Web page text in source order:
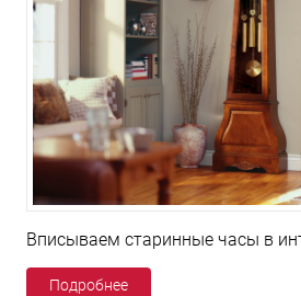
Вписываем старинные часы в
Подробнее